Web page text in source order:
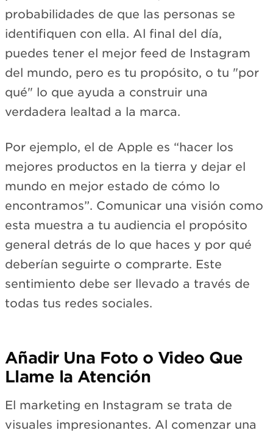
probabilidades de que las personas se
identifiquen con ella. Al final del día,
puedes tener el mejor feed de Instagram
del mundo, pero es tu propósito, o tu "por
qué" lo que ayuda a construir una
verdadera lealtad a la marca.
Por ejemplo, el de Apple es “hacer los
mejores productos en la tierra y dejar el
mundo en mejor estado de cómo lo
encontramos”. Comunicar una visión como
esta muestra a tu audiencia el propósito
general detrás de lo que haces y por qué
deberían seguirte o comprarte. Este
sentimiento debe ser llevado a través de
todas tus redes sociales.
Añadir Una Foto o Video Que
Llame la Atención
El marketing en Instagram se trata de
visuales impresionantes. Al comenzar una